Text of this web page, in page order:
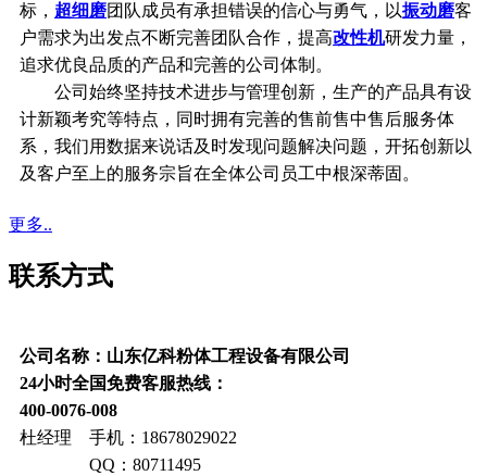
标， 超细磨团队成员有承担错误的信心与勇气，以振动磨客
户需求为出发点不断完善团队合作，提高改性机研发力量，
追求优良品质的产品和完善的公司体制。
公司始终坚持技术进步与管理创新，生产的产品具有设
计新颖考究等特点，同时拥有完善的售前售中售后服务体
系，我们用数据来说话及时发现问题解决问题，开拓创新以
及客户至上的服务宗旨在全体公司员工中根深蒂固。
更多..
联系方式
公司名称：山东亿科粉体工程设备有限公司
24小时全国免费客服热线：
400-0076-008
杜经理 手机：18678029022
QQ：80711495